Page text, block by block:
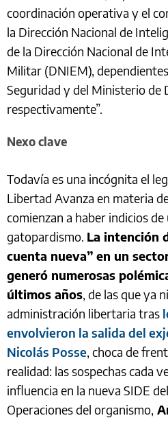
coordinación operativa y el
la Dirección Nacional de
de la Dirección Nacional de
Militar (DNIEM),
Seguridad y del Ministerio de
respectivamente”.
Nexo clave
Todavía es una incógnita el
Libertad Avanza en materia
comienzan a haber indicios
gatopardismo. La intención
cuenta nueva” en un
generó numerosas
últimos años, de las que ya
administración libertaria tras
envolvieron la salida del
Nicolás Posse, choca de
realidad: las sospechas cada
influencia en la nueva SIDE
Operaciones del organismo,